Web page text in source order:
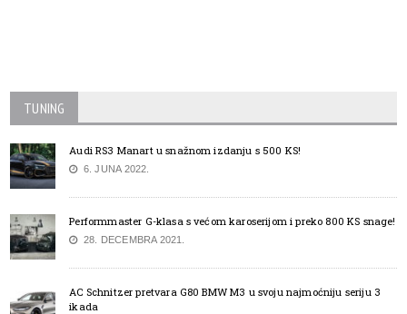
TUNING
Audi RS3 Manart u snažnom izdanju s 500 KS!
6. JUNA 2022.
Performmaster G-klasa s većom karoserijom i preko 800 KS snage!
28. DECEMBRA 2021.
AC Schnitzer pretvara G80 BMW M3 u svoju najmoćniju seriju 3
ikada